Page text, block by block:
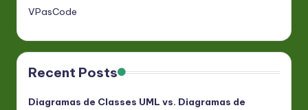
VPasCode
Recent Posts
Diagramas de Classes UML vs. Diagramas de